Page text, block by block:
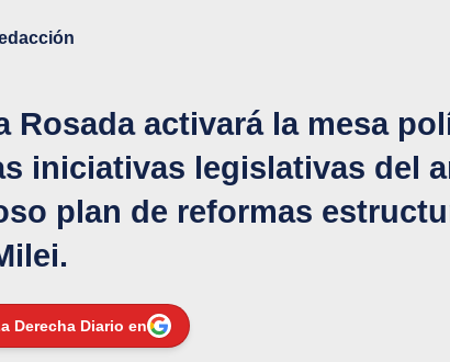
Rosada activará la mesa
iniciativas legislativas del
plan de reformas
Derecha Diario en